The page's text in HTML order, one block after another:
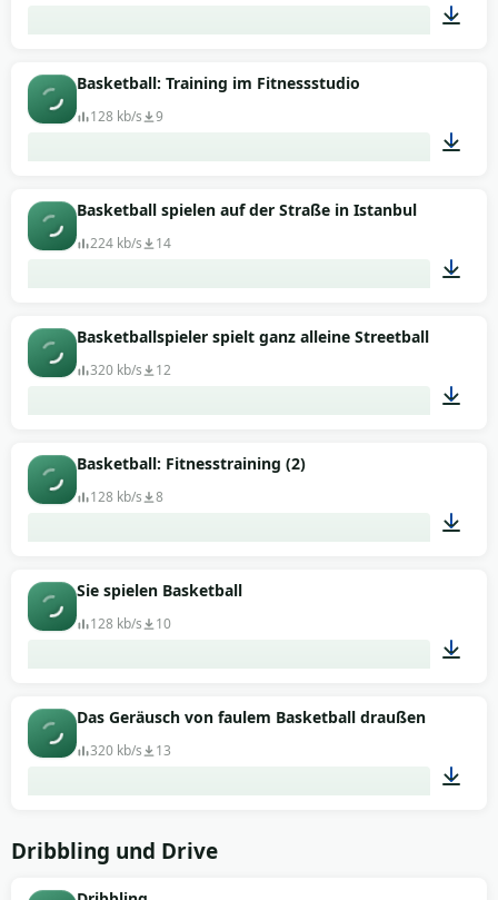
Basketball: Training im Fitnessstudio
128 kb/s 9
Basketball spielen auf der Straße in Istanbul
224 kb/s 14
01:28
Basketballspieler spielt ganz alleine Streetball
320 kb/s 12
Basketball: Fitnesstraining (2)
128 kb/s 8
Sie spielen Basketball
128 kb/s 10
00:27
Das Geräusch von faulem Basketball draußen
320 kb/s 13
Dribbling und Drive